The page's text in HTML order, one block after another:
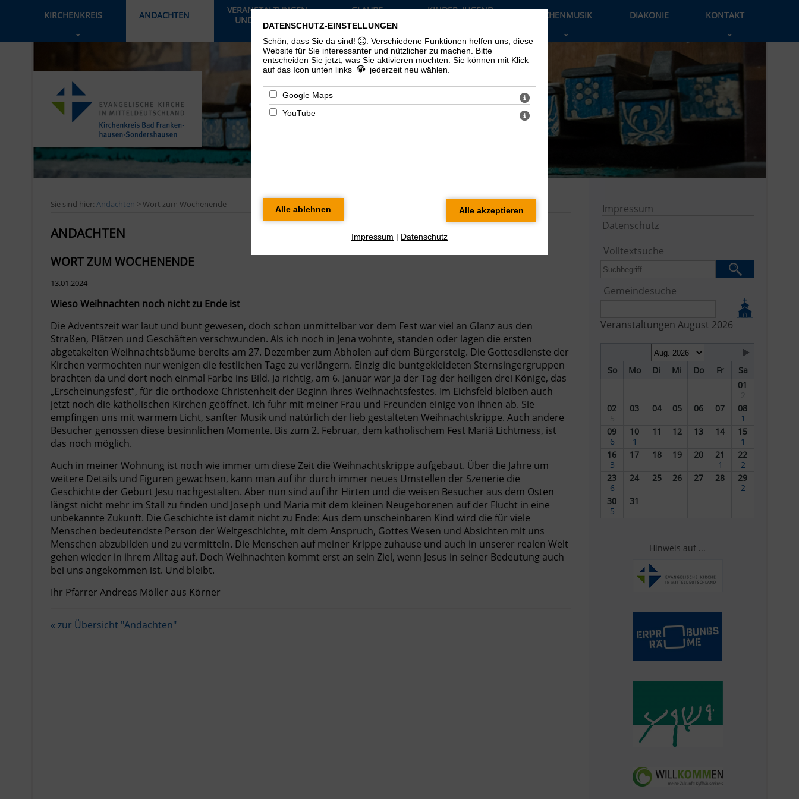
KIRCHENKREIS
›
ANDACHTEN
VERANSTALTUNGEN
UND AKTUELLES
GLAUBE
UND LEBEN
KINDER, JUGEND
KIRCHENMUSIK
›
DIAKONIE KONTAKT
›
Sie sind hier: Andachten > Wort zum Wochenende
ANDACHTEN
WORT ZUM WOCHENENDE
13.01.2024
Wieso Weihnachten noch nicht zu Ende ist
Die Adventszeit war laut und bunt gewesen, doch schon unmittelbar vor dem Fest war viel an Glanz aus den
Straßen, Plätzen und Geschäften verschwunden. Als ich noch in Jena wohnte, standen oder lagen die ersten
abgetakelten Weihnachtsbäume bereits am 27. Dezember zum Abholen auf dem Bürgersteig. Die Gottesdienste der
Kirchen vermochten nur wenigen die festlichen Tage zu verlängern. Einzig die buntgekleideten Sternsingergruppen
brachten da und dort noch einmal Farbe ins Bild. Ja richtig, am 6. Januar war ja der Tag der heiligen drei Könige, das
„Erscheinungsfest“, für die orthodoxe Christenheit der Beginn ihres Weihnachtsfestes. Im Eichsfeld bleiben auch
jetzt noch die katholischen Kirchen geöffnet. Ich fuhr mit meiner Frau und Freunden einige von ihnen ab. Sie
empfingen uns mit warmem Licht, sanfter Musik und natürlich der lieb gestalteten Weihnachtskrippe. Auch andere
Besucher genossen diese besinnlichen Momente. Bis zum 2. Februar, dem katholischem Fest Mariä Lichtmess, ist
das noch möglich.
Auch in meiner Wohnung ist noch wie immer um diese Zeit die Weihnachtskrippe aufgebaut. Über die Jahre um
weitere Details und Figuren gewachsen, kann man auf ihr durch immer neues Umstellen der Szenerie die
Geschichte der Geburt Jesu nachgestalten. Aber nun sind auf ihr Hirten und die weisen Besucher aus dem Osten
längst nicht mehr im Stall zu finden und Joseph und Maria mit dem kleinen Neugeborenen auf der Flucht in eine
unbekannte Zukunft. Die Geschichte ist damit nicht zu Ende: Aus dem unscheinbaren Kind wird die für viele
Menschen bedeutendste Person der Weltgeschichte, mit dem Anspruch, Gottes Wesen und Absichten mit uns
Menschen abzubilden und zu vermitteln. Die Menschen auf meiner Krippe zuhause und auch in unserer realen Welt
gehen wieder in ihrem Alltag auf. Doch Weihnachten kommt erst an sein Ziel, wenn Jesus in seiner Bedeutung auch
bei uns angekommen ist. Und bleibt.
Ihr Pfarrer Andreas Möller aus Körner
« zur Übersicht "Andachten"
Impressum
Datenschutz
Volltextsuche
Gemeindesuche
Veranstaltungen August 2026
So Mo Di Mi Do Fr
Sa
01
2
02
5
03 04 05 06 07
08
1
09
6
10
1
11 12 13 14
15
1
16
3
17 18 19 20
21
1
22
2
23
6
24 25 26 27 28
29
2
30
5
31
Hinweis auf ...
DATENSCHUTZ-EINSTELLUNGEN
Schön, dass Sie da sind!
. Verschiedene Funktionen helfen uns, diese
Website für Sie interessanter und nützlicher zu machen.
Bitte
entscheiden Sie jetzt, was Sie aktivieren möchten. Sie können mit Klick
auf das Icon unten links
jederzeit neu wählen.
Google Maps
YouTube
Impressum | Datenschutz